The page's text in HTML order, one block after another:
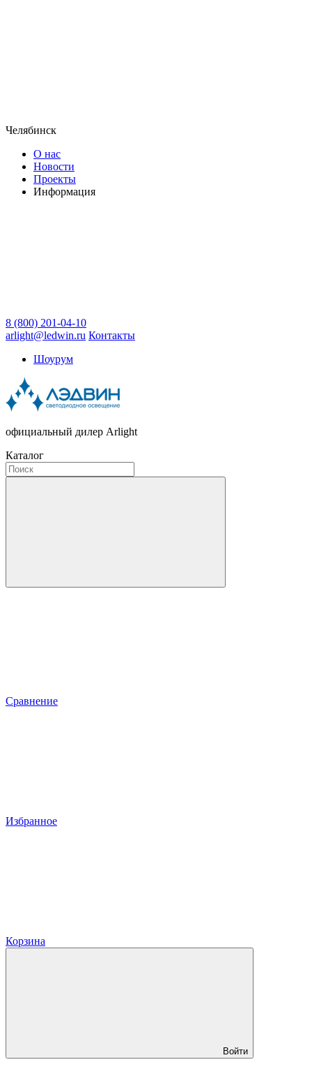
Челябинск
О нас
Новости
Проекты
Информация
8 (800) 201-04-10
arlight@ledwin.ru Контакты
Шоурум
официальный дилер Arlight
Каталог
Сравнение
Избранное
Корзина
Войти